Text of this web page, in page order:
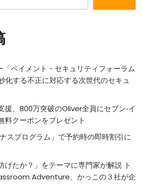
ペイメント・セキュリティフォーラム
化する不正に対応する次世代のセキュ
援、800万突破のOliver全員にセブン‐イ
料クーポンをプレゼント
スプログラム」で予約時の即時割引に
げたか？」をテーマに専門家が解説 ト
Adventure、かっこの３社が企